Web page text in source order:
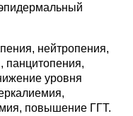
нейтропения,
панцитопения,
уровня
повышение ГГТ.